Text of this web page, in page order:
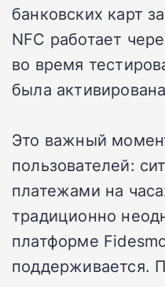
банковских карт
NFC работает
во время
была
Это важный
пользователей:
платежами на
традиционно
платформе
поддерживается.